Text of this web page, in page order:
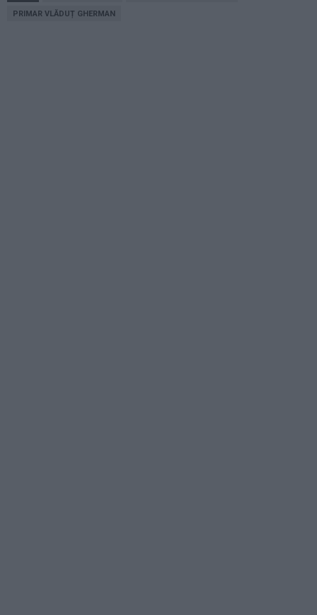
PRIMAR VLĂDUȚ GHERMAN